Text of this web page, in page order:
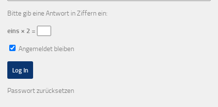
Bitte gib eine Antwort in Ziffern ein:
eins × 2 =
Angemeldet bleiben
Passwort zurücksetzen